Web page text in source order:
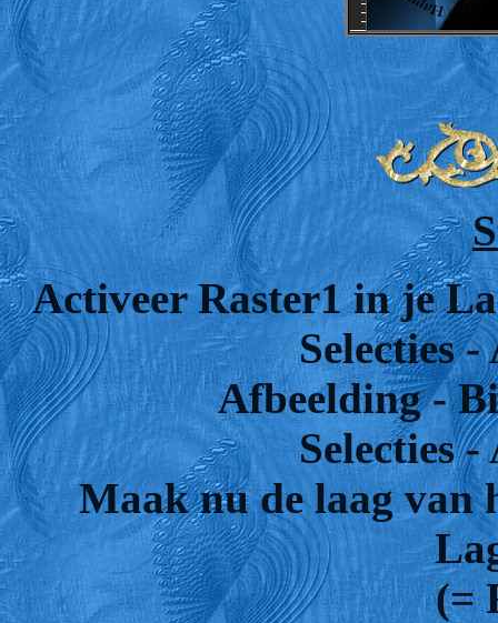
Activeer Raster1 in je
Selecties -
Afbeelding -
Selecties -
Maak nu de laag van
(=